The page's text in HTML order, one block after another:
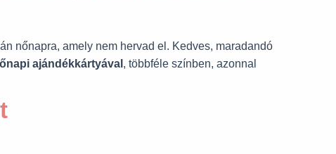
nőnapra, amely nem hervad el. Kedves, maradandó
ajándékkártyával , többféle színben, azonnal